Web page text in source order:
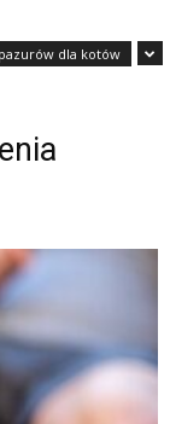
dla kotów